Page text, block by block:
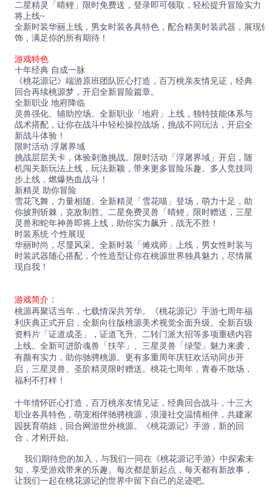
二星精灵「晴鲤」限时免费送，登录即可领取，轻松提升冒险实力
将上线~
全新时装华丽上线，男女时装各具特色，配合精美时装武器，展现
饰，满足你的所有期待！
游戏特色
十年经典 自成一脉
《桃花源记》端游原班团队匠心打造，百万桃亲友情见证，经典
回合再续桃源梦，开启全新冒险篇章。
全新职业 地府降临
灵兽强化、辅助控场。全新职业「地府」上线，独特技能体系与
战术搭配，让你在战斗中轻松操控战场，挑战不同玩法，开启全
新战斗体验！
限时活动 浮屠界域
挑战层层关卡，体验刺激挑战。限时活动「浮屠界域」开启，随
机闯关新玩法上线，玩法新颖，带来更多冒险乐趣。多人竞技同
步上线，燃爆热血战斗！
新精灵 助你冒险
雪花飞舞，力量相随。全新精灵「雪花喵」登场，萌力十足，助
你披荆斩棘，克敌制胜。二星免费灵兽「晴鲤」限时赠送，三星
灵兽和蛇年神兽即将上线，助你实力飙升，战无不胜！
时装系统 个性展现
华丽时尚，尽显风采。全新时装「傩戏师」上线，男女性时装与
时装武器随心搭配，个性造型让你在桃源世界独具魅力，尽情展
现自我！
游戏简介：
桃源再聚话当年，七载情深共芳华。《桃花源记》手游七周年福
利庆典正式开启，全新向往版桃源美术视觉全面升级。全新百级
资料片「证道成圣」，证道飞升、二转门派大招等多项重磅内容
上线。全新可进阶魂兽「扶芊」、三星灵兽「绿莹」魅力来袭，
有颜有实力，助你驰骋桃源。更有多重周年庆狂欢活动同步开
启，三星灵兽、圣阶精灵限时赠送。桃花七周年，青春不散场，
福利不打样！
十年情怀匠心打造，百万桃亲友情见证，经典回合战斗，十三大
职业各具特色，萌宠相伴驰骋桃源，浪漫社交温情相伴，共建家
园抚育萌娃，回合网游世外桃源。《桃花源记》手游，新的回
合，才刚开始。
我们期待您的加入，与我们一同在《桃花源记手游》中探索未
知，享受游戏带来的乐趣。每次都是新起点，每天都有新故事，
让我们一起在桃花源记的世界中留下自己的足迹吧。